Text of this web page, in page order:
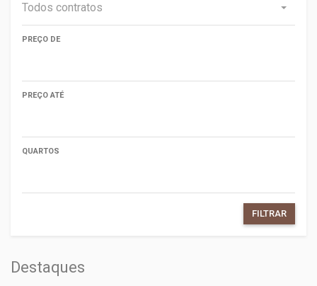
Todos contratos
PREÇO DE
PREÇO ATÉ
QUARTOS
FILTRAR
Destaques